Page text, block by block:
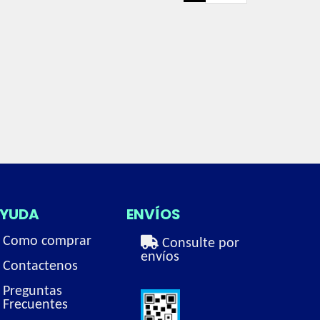
Como comprar
Contactenos
Preguntas
Frecuentes
ENVÍOS
Consulte por
envíos